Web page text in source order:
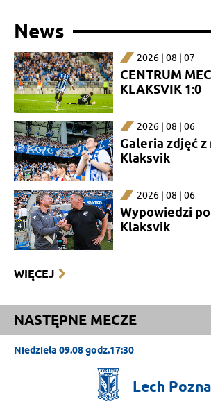
News
2026 | 08 | 07
CENTRUM
KLAKSVIK 1:0
2026 | 08 | 06
Galeria zdjęć z
Klaksvik
2026 | 08 | 06
Wypowiedzi
Klaksvik
WIĘCEJ
NASTĘPNE MECZE
Niedziela 09.08 godz.17:30
Lech